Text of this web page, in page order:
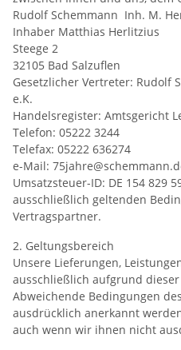
Rudolf Schemmann Inh. M.
Inhaber Matthias Herlitzius
Steege 2
32105 Bad Salzuflen
Gesetzlicher Vertreter: Rudolf
e.K.
Handelsregister: Amtsgericht
Telefon: 05222 3244
Telefax: 05222 636274
e-Mail:
Umsatzsteuer-ID: DE 154 829
ausschließlich geltenden
Vertragspartner.
2. Geltungsbereich
Unsere Lieferungen,
ausschließlich aufgrund
Abweichende Bedingungen
ausdrücklich anerkannt
auch wenn wir ihnen nicht